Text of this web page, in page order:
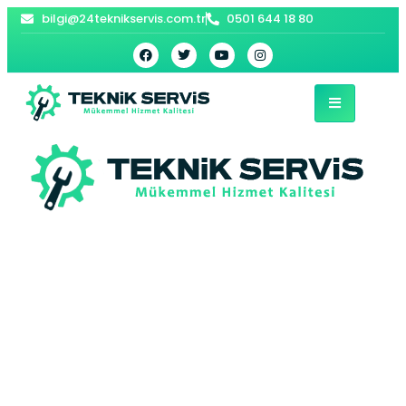
bilgi@24teknikservis.com.tr 0501 644 18 80